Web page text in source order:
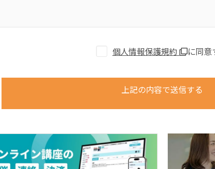
個人情報保護規約 に同意
上記の内容で送信する